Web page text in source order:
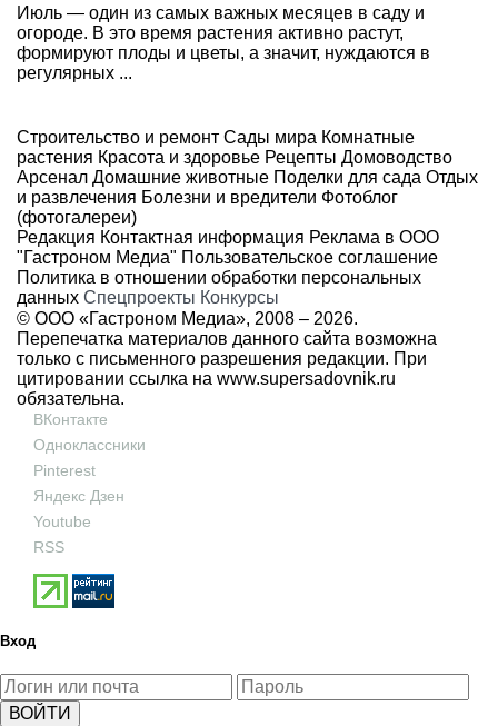
Июль — один из самых важных месяцев в саду и
огороде. В это время растения активно растут,
формируют плоды и цветы, а значит, нуждаются в
регулярных ...
Строительство и ремонт Сады мира Комнатные
растения Красота и здоровье Рецепты Домоводство
Арсенал Домашние животные Поделки для сада Отдых
и развлечения Болезни и вредители Фотоблог
(фотогалереи)
Редакция Контактная информация Реклама в ООО
"Гастроном Медиа" Пользовательское соглашение
Политика в отношении обработки персональных
данных Спецпроекты Конкурсы
© ООО «Гастроном Медиа», 2008 – 2026.
Перепечатка материалов данного сайта возможна
только с письменного разрешения редакции. При
цитировании ссылка на www.supersadovnik.ru
обязательна.
ВКонтакте
Одноклассники
Pinterest
Яндекс Дзен
Youtube
RSS
Вход